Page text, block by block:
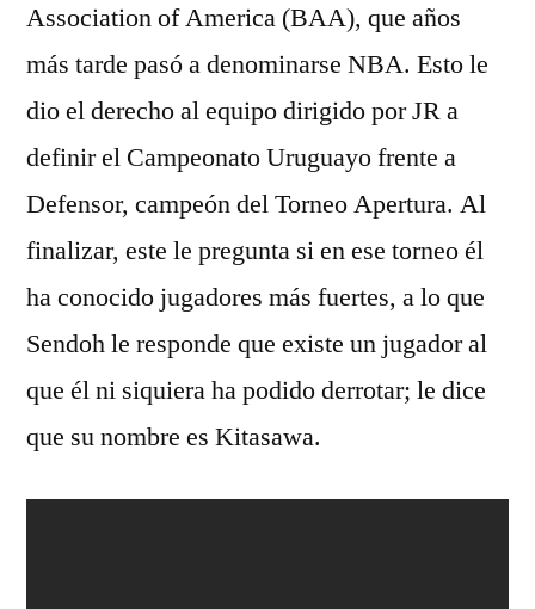
Association of America (BAA), que años
más tarde pasó a denominarse NBA. Esto le
dio el derecho al equipo dirigido por JR a
definir el Campeonato Uruguayo frente a
Defensor, campeón del Torneo Apertura. Al
finalizar, este le pregunta si en ese torneo él
ha conocido jugadores más fuertes, a lo que
Sendoh le responde que existe un jugador al
que él ni siquiera ha podido derrotar; le dice
que su nombre es Kitasawa.